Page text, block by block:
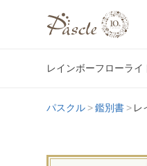
レインボーフローラ
パスクル 鑑別書 レ